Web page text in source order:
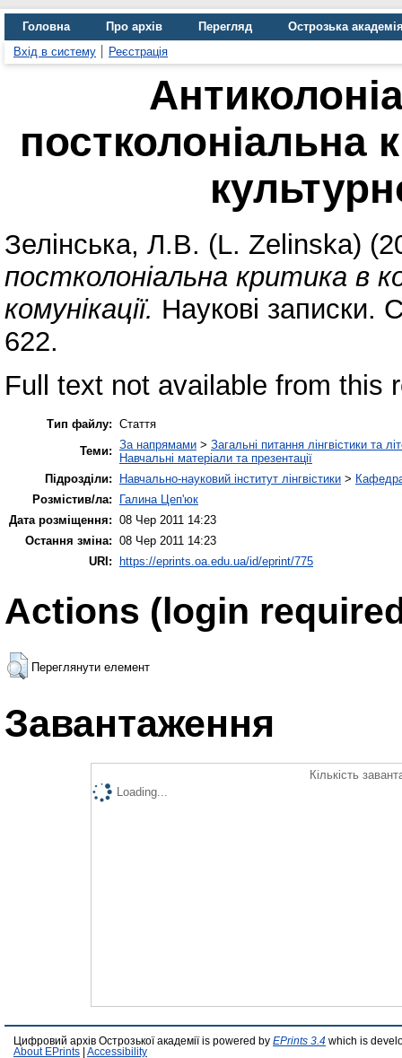
Головна Про архів Перегляд
Острозька
Вхід в систему
Реєстрація
постколоніальна
Зелінська, Л.В. (L. Zelinska)
постколоніальна критика в
комунікації. Наукові записки.
622.
Full text not available from this
Тип файлу: Стаття
Теми: За напрямами > Загальні питання лінгвістики та
Навчальні матеріали та презентації
Підрозділи:
Навчально-науковий інститут лінгвістики >
Розмістив/ла:
Галина Цеп'юк
Дата розміщення: 08 Чер 2011 14:23
Остання зміна: 08 Чер 2011 14:23
URI:
https://eprints.oa.edu.ua/id/eprint/775
Actions (login
Переглянути елемент
Завантаження
Кількість
Loading...
Цифровий архів Острозької академії is powered by EPrints 3.4 which is
About EPrints
Accessibility